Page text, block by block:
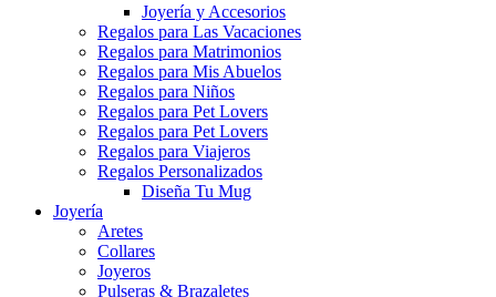
Joyería y Accesorios
Regalos para Las Vacaciones
Regalos para Matrimonios
Regalos para Mis Abuelos
Regalos para Niños
Regalos para Pet Lovers
Regalos para Pet Lovers
Regalos para Viajeros
Regalos Personalizados
Diseña Tu Mug
Joyería
Aretes
Collares
Joyeros
Pulseras & Brazaletes